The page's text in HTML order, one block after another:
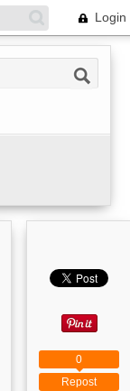
Login
Repost
0